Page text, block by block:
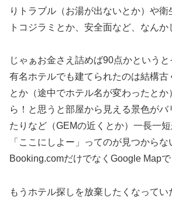
りトラブル（お湯が出ないとか）や衛
トコジラミとか、安全面など、なんか
じゃぁお金さえ詰めば90点かという
有名ホテルでも建てられたのは結構古
とか（途中でホテル名が変わったとか
ら！と思うと部屋から見える景色がバ
たりなど（GEMの近くとか）一長一
「ここにしよー」ってのが見つから
Booking.comだけでなくGoogle Mapで
もうホテル探しを放棄したくなって